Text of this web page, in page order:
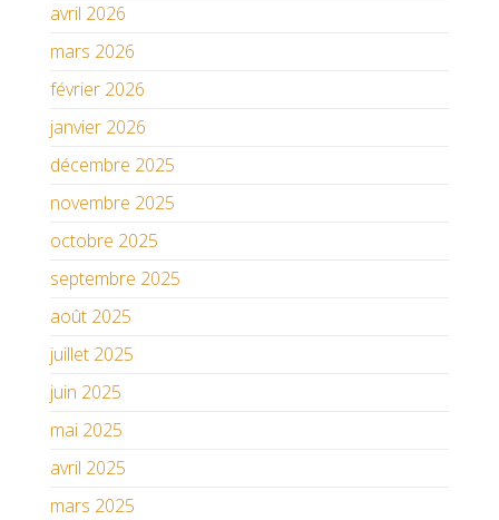
avril 2026
mars 2026
février 2026
janvier 2026
décembre 2025
novembre 2025
octobre 2025
septembre 2025
août 2025
juillet 2025
juin 2025
mai 2025
avril 2025
mars 2025